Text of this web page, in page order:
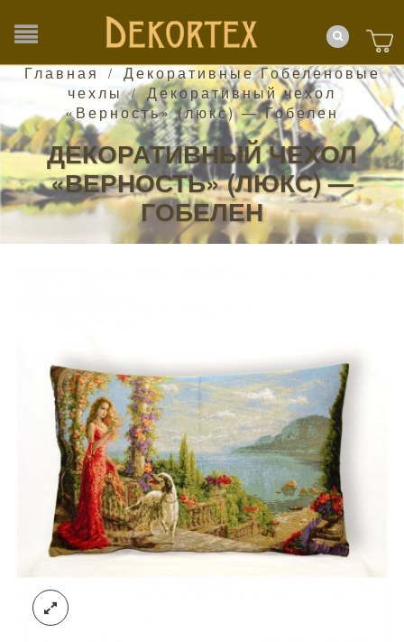
Главная /
Декоративные Гобеленовые
чехлы /Декоративный чехол
«Верность» (люкс) — Гобелен
ДЕКОРАТИВНЫЙ ЧЕХОЛ
«ВЕРНОСТЬ» (ЛЮКС) —
ГОБЕЛЕН